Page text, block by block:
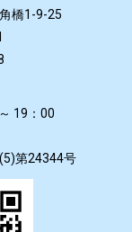
橋1-9-25
19：00
第24344号